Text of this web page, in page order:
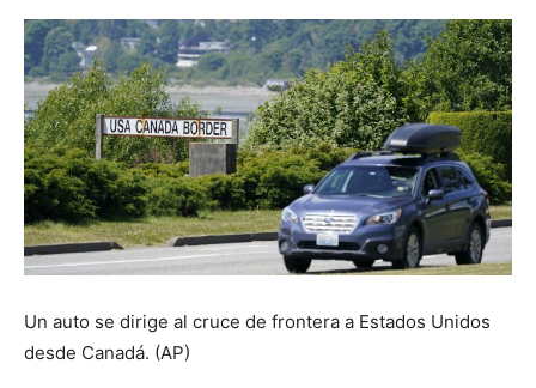
Un auto se dirige al cruce de frontera a Estados Unidos
desde Canadá. (AP)